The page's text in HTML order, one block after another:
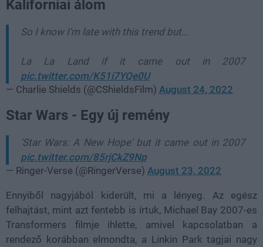
Kaliforniai álom
So I know I'm late with this trend but...
La La Land if it came out in 2007
pic.twitter.com/K51i7YQe0U
— Charlie Shields (@CShieldsFilm) August 24, 2022
Star Wars - Egy új remény
'Star Wars: A New Hope' but it came out in 2007
pic.twitter.com/85rjCkZ9Np
— Ringer-Verse (@RingerVerse) August 23, 2022
Ennyiből nagyjából kiderült, mi a lényeg. Az egész
felhajtást, mint azt fentebb is írtuk, Michael Bay 2007-es
Transformers filmje ihlette, amivel kapcsolatban a
rendező korábban elmondta, a Linkin Park tagjai nagy